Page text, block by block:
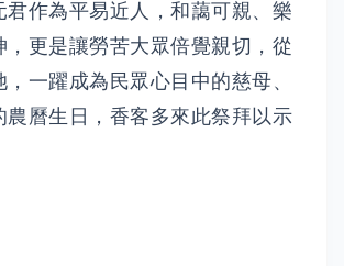
君作為平易近人，和藹可親、樂
，更是讓勞苦大眾倍覺親切，從
一躍成為民眾心目中的慈母、
農曆生日，香客多來此祭拜以示